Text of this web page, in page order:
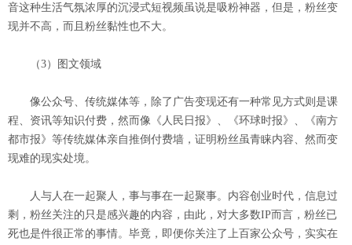
音这种生活气氛浓厚的沉浸式短视频虽说是吸粉神器，但是，粉丝变
现并不高，而且粉丝黏性也不大。
（3）图文领域
像公众号、传统媒体等，除了广告变现还有一种常见方式则是课
程、资讯等知识付费，然而像《人民日报》、《环球时报》、《南方
都市报》等传统媒体亲自推倒付费墙，证明粉丝虽青睐内容、然而变
现难的现实处境。
人与人在一起聚人，事与事在一起聚事。内容创业时代，信息过
剩，粉丝关注的只是感兴趣的内容，由此，对大多数IP而言，粉丝已
死也是件很正常的事情。毕竟，即便你关注了上百家公众号，实实在